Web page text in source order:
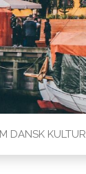
DANSK KULTUR